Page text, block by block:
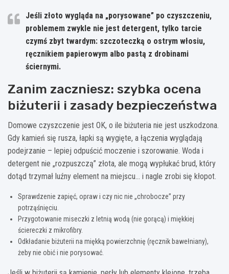
Jeśli złoto wygląda na „porysowane” po czyszczeniu,
problemem zwykle nie jest detergent, tylko tarcie
czymś zbyt twardym: szczoteczką o ostrym włosiu,
ręcznikiem papierowym albo pastą z drobinami
ściernymi.
Zanim zaczniesz: szybka ocena
biżuterii i zasady bezpieczeństwa
Domowe czyszczenie jest OK, o ile biżuteria nie jest uszkodzona.
Gdy kamień się rusza, łapki są wygięte, a łączenia wyglądają
podejrzanie – lepiej odpuścić moczenie i szorowanie. Woda i
detergent nie „rozpuszczą” złota, ale mogą wypłukać brud, który
dotąd trzymał luźny element na miejscu… i nagle zrobi się kłopot.
Sprawdzenie zapięć, opraw i czy nic nie „chrobocze” przy
potrząśnięciu.
Przygotowanie miseczki z letnią wodą (nie gorącą) i miękkiej
ściereczki z mikrofibry.
Odkładanie biżuterii na miękką powierzchnię (ręcznik bawełniany),
żeby nie obić i nie porysować.